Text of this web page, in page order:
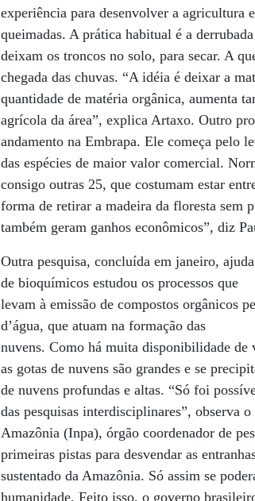
experiência para desenvolver a agricultura
queimadas. A prática habitual é a
deixam os troncos no solo, para secar. A
chegada das chuvas. “A idéia é deixar a
quantidade de matéria orgânica, aumenta
agrícola da área”, explica Artaxo. Outro
andamento na Embrapa. Ele começa pelo
das espécies de maior valor comercial.
consigo outras 25, que costumam estar
forma de retirar a madeira da floresta sem
também geram ganhos econômicos”, diz
Outra pesquisa, concluída em janeiro,
de bioquímicos estudou os processos que
levam à emissão de compostos orgânicos
d’água, que atuam na formação das
nuvens. Como há muita disponibilidade de
as gotas de nuvens são grandes e se
de nuvens profundas e altas. “Só foi
das pesquisas interdisciplinares”, observa
Amazônia (Inpa), órgão coordenador de
primeiras pistas para desvendar as
sustentado da Amazônia. Só assim se
humanidade. Feito isso, o governo